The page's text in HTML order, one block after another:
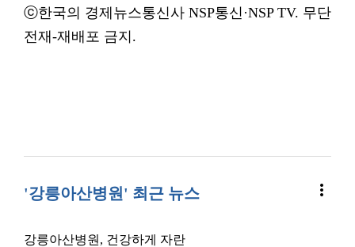
ⓒ한국의 경제뉴스통신사 NSP통신·NSP TV. 무단
전재-재배포 금지.
'강릉아산병원' 최근 뉴스 more_vert
강릉아산병원, 건강하게 자란